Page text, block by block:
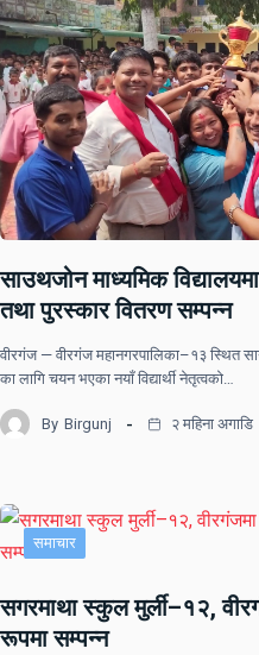
साउथजोन माध्यमिक
तथा पुरस्कार वितरण सम्पन्न
वीरगंज — वीरगंज महानगरपालिका–१३ स्थित
का लागि चयन भएका नयाँ विद्यार्थी नेतृत्वको…
By Birgunj २ महिना अगाडि
समाचार
सगरमाथा स्कुल मुर्ली–१२,
रूपमा सम्पन्न